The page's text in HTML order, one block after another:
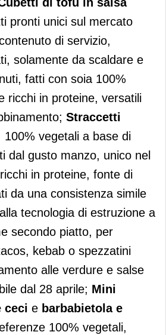
pronti unici sul mercato
di servizio,
solamente da scaldare e
fatti con soia 100%
ricchi in proteine, versatili
Straccetti
100% vegetali a base di
dal gusto manzo, unico nel
in proteine, fonte di
da una consistenza simile
tecnologia di estruzione a
secondo piatto, per
kebab o spezzatini
alle verdure e salse
dal 28 aprile; Mini
ceci e barbabietola e
100% vegetali,